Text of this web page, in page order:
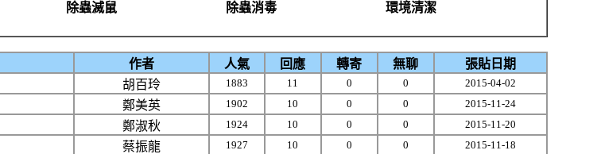
除蟲滅鼠 除蟲消毒
環境清潔
作者 人氣 回應 轉寄 無聊
張貼日期
胡百玲 1883 11 0 0 2015-04-02
鄭美英 1902 10 0 0 2015-11-24
鄭淑秋 1924 10 0 0 2015-11-20
蔡振龍 1927 10 0 0 2015-11-18